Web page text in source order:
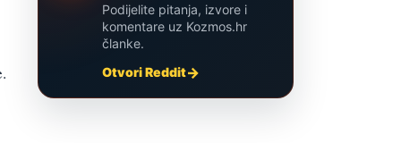
Podijelite pitanja, izvore i
komentare uz Kozmos.hr
članke.
Otvori Reddit